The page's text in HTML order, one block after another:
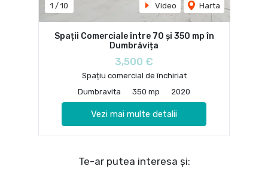
1 / 10 Video Harta
Spații Comerciale între 70 și 350 mp în
Dumbrăvița
3,500 €
Spațiu comercial de închiriat
Dumbravita
350 mp 2020
Vezi mai multe detalii
Te-ar putea interesa și: